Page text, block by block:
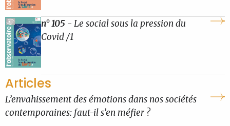
n° 105 - Le social sous la pression du
Covid /1
Articles
L’envahissement des émotions dans nos sociétés
contemporaines: faut-il s’en méfier ?